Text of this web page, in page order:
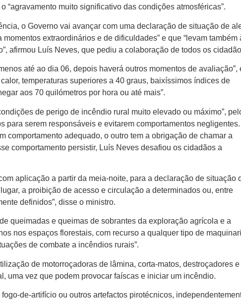
“agravamento muito significativo das condições atmosféricas”.
o Governo vai avançar com uma declaração de situação de
extraordinários e de dificuldades” e que “levam também
afirmou Luís Neves, que pediu a colaboração de todos os
até ao dia 06, depois haverá outros momentos de avaliação”,
temperaturas superiores a 40 graus, baixíssimos índices de
aos 70 quilómetros por hora ou até mais”.
de perigo de incêndio rural muito elevado ou máximo”,
para serem responsáveis e evitarem comportamentos negligentes.
comportamento adequado, o outro tem a obrigação de chamar a
comportamento persistir, Luís Neves desafiou os cidadãos a
aplicação a partir da meia-noite, para a declaração de situação
a proibição de acesso e circulação a determinados ou, entre
definidos”, disse o ministro.
queimadas e queimas de sobrantes da exploração agrícola e a
nos espaços florestais, com recurso a qualquer tipo de
de combate a incêndios rurais”.
de motorroçadoras de lâmina, corta-matos, destroçadores e
uma vez que podem provocar faíscas e iniciar um incêndio.
de-artifício ou outros artefactos pirotécnicos,